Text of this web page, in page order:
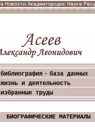
библиография + база данных
жизнь и деятельность
избранные труды
БИОГРАФИЧЕСКИЕ МАТЕРИАЛЫ